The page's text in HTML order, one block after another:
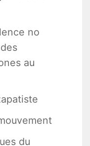
no
au
du